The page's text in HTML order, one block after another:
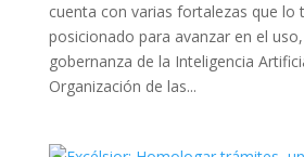
cuenta con varias fortalezas que lo
posicionado para avanzar en el
gobernanza de la Inteligencia
Organización de las...